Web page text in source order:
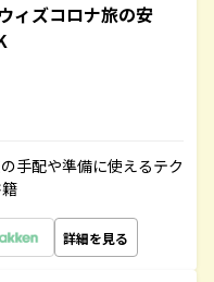
ィズコロナ旅の安
手配や準備に使えるテク
詳細を見る